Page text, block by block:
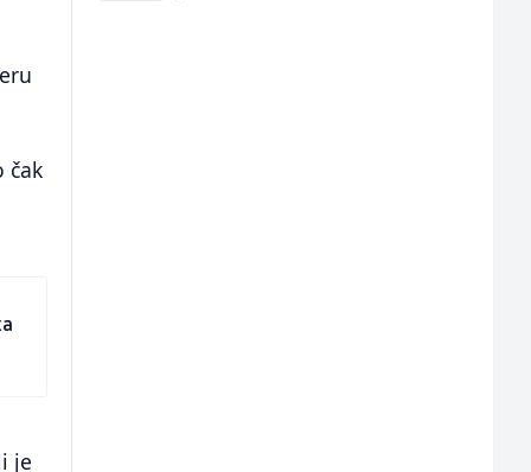
čak
je